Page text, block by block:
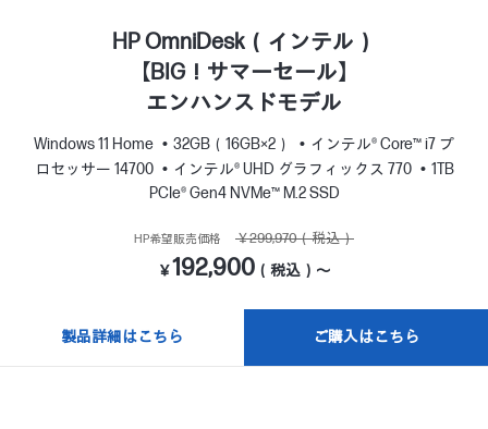
HP OmniDesk（インテル）
【BIG！サマーセール】
エンハンスドモデル
Windows 11 Home 32GB（16GB×2）
インテル® Core™ i7 プ
ロセッサー 14700
インテル® UHD グラフィックス 770
1TB
PCIe® Gen4 NVMe™ M.2 SSD
HP希望販売価格 ￥299,970（税込）
￥192,900 （税込）～
製品詳細はこちら ご購入はこちら